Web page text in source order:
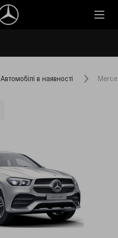
Автомобілі в наявності